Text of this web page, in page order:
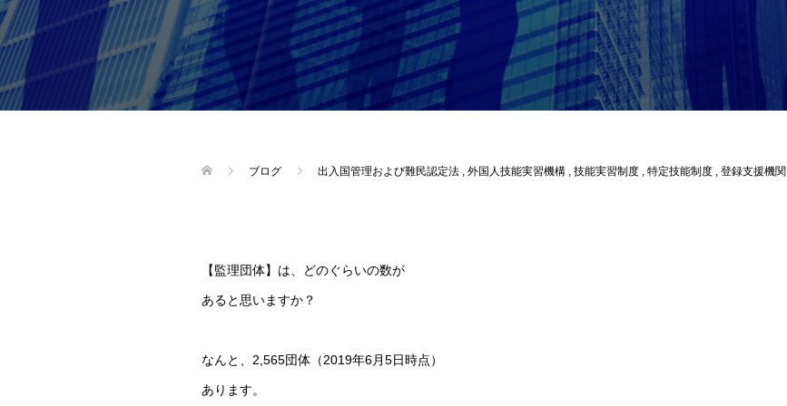
ブログ 出入国管理および難民認定法 外国人技能実習機構 技能実習制度 特定技能制度 登録支援機関
【監理団体】は、どのぐらいの数が
あると思いますか？
なんと、2,565団体（2019年6月5日時点）
あります。